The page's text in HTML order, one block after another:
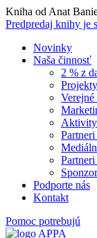
Skip
to
Kniha od Anat
Predpredaj knihy je
Novinky
Naša činnosť
2 % z
Projekty
Podporte nás
Kontakt
Pomoc potrebujú